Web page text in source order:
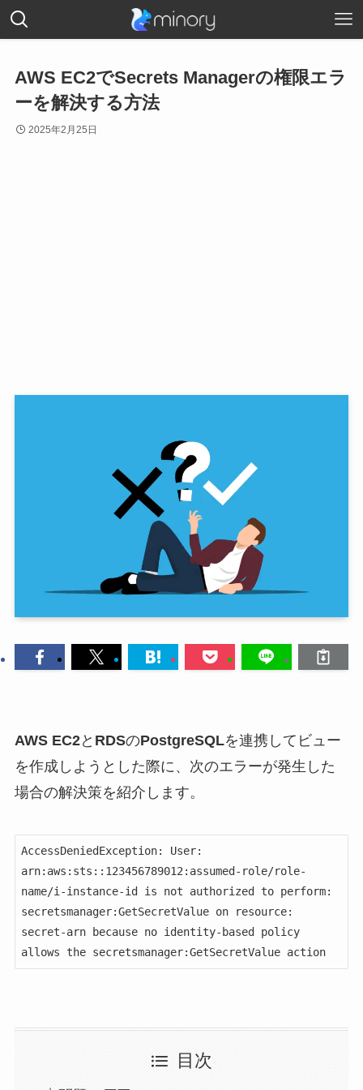
AWS EC2でSecrets Managerの権限エラ
ーを解決する方法
2025年2月25日
AWS EC2と RDSのPostgreSQLを連携してビュー
を作成しようとした際に、次のエラーが発生した
場合の解決策を紹介します。
AccessDeniedException: User:
arn:aws:sts::123456789012:assumed-role/role-
name/i-instance-id is not authorized to perform:
secretsmanager:GetSecretValue on resource:
secret-arn because no identity-based policy
allows the secretsmanager:GetSecretValue action
目次